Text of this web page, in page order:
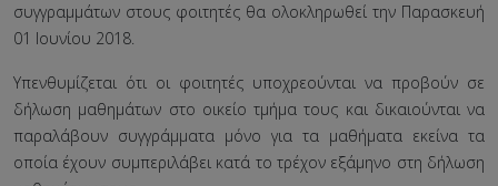
συγγραμμάτων στους φοιτητές θα ολοκληρωθεί την Παρασκευή
01 Ιουνίου 2018.
Υπενθυμίζεται ότι οι φοιτητές υποχρεούνται να προβούν σε
δήλωση μαθημάτων στο οικείο τμήμα τους και δικαιούνται να
παραλάβουν συγγράμματα μόνο για τα μαθήματα εκείνα τα
οποία έχουν συμπεριλάβει κατά το τρέχον εξάμηνο στη δήλωση